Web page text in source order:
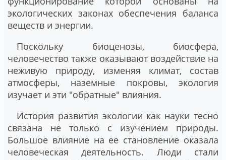
экологических законах обеспечения баланса
веществ и энергии.
Поскольку биоценозы, биосфера,
человечество также оказывают воздействие на
неживую природу, изменяя климат, состав
атмосферы, наземные покровы, экология
изучает и эти "обратные" влияния.
История развития экологии как науки тесно
связана не только с изучением природы.
Большое влияние на ее становление оказала
человеческая деятельность. Люди стали